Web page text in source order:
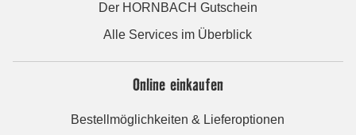
Der HORNBACH Gutschein
Alle Services im Überblick
Online einkaufen
Bestellmöglichkeiten & Lieferoptionen